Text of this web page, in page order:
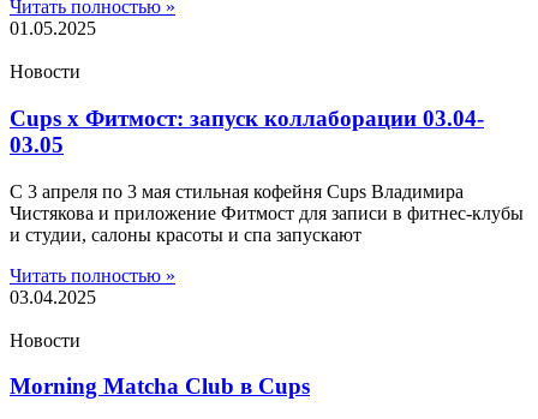
Читать полностью »
01.05.2025
Новости
Cups x Фитмост: запуск коллаборации 03.04-
03.05
С 3 апреля по 3 мая стильная кофейня Cups Владимира
Чистякова и приложение Фитмост для записи в фитнес-клубы
и студии, салоны красоты и спа запускают
Читать полностью »
03.04.2025
Новости
Morning Matcha Club в Cups